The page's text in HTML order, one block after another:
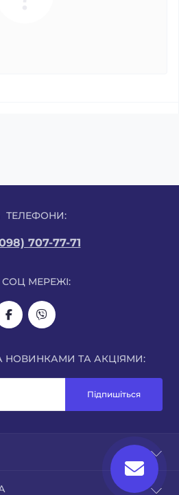
ТЕЛЕФОНИ:
707-77-71
СОЦ МЕРЕЖІ:
НОВИНКАМИ ТА АКЦІЯМИ:
Підпишіться